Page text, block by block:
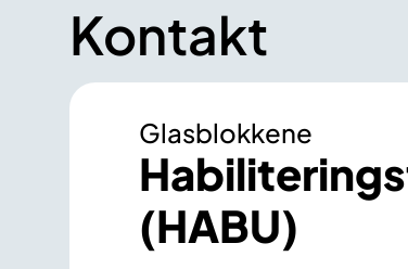
Kontakt
Glasblokkene
(HABU)